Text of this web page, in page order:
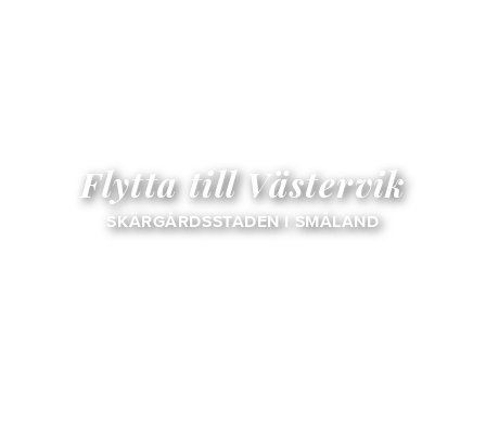
Flytta till Västervik
SKÄRGÅRDSSTADEN I SMÅLAND